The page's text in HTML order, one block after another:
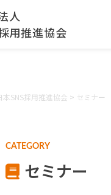
人
用推進協会
SNS採用推進協会 > セミナー
CATEGORY
セミナー